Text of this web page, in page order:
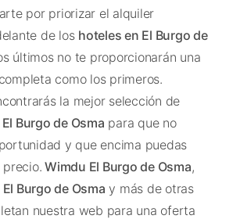
por priorizar el alquiler
de los hoteles en El Burgo de
últimos no te proporcionarán una
como los primeros.
la mejor selección de
Burgo de Osma para que no
y que encima puedas
Wimdu El Burgo de Osma,
Burgo de Osma y más de otras
nuestra web para una oferta